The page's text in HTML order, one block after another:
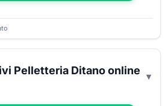
Pelletteria Ditano online